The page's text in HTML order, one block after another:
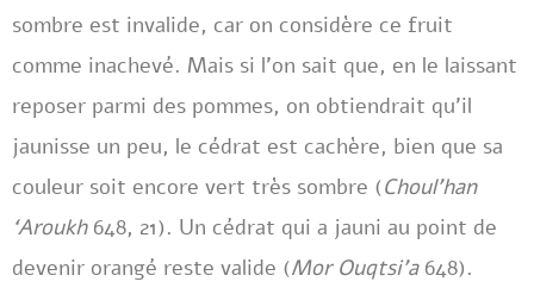
sombre est invalide, car on considère ce fruit
comme inachevé. Mais si l’on sait que, en le laissant
reposer parmi des pommes, on obtiendrait qu’il
jaunisse un peu, le cédrat est cachère, bien que sa
couleur soit encore vert très sombre (Choul’han
‘Aroukh648, 21). Un cédrat qui a jauni au point de
devenir orangé reste valide (Mor Ouqtsi’a648).